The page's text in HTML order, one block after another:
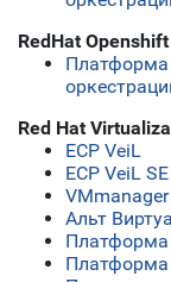
RedHat Openshift
Платформа
Red Hat
ECP VeiL
ECP VeiL SE
VMmanager
Альт
Платформа
Платформа